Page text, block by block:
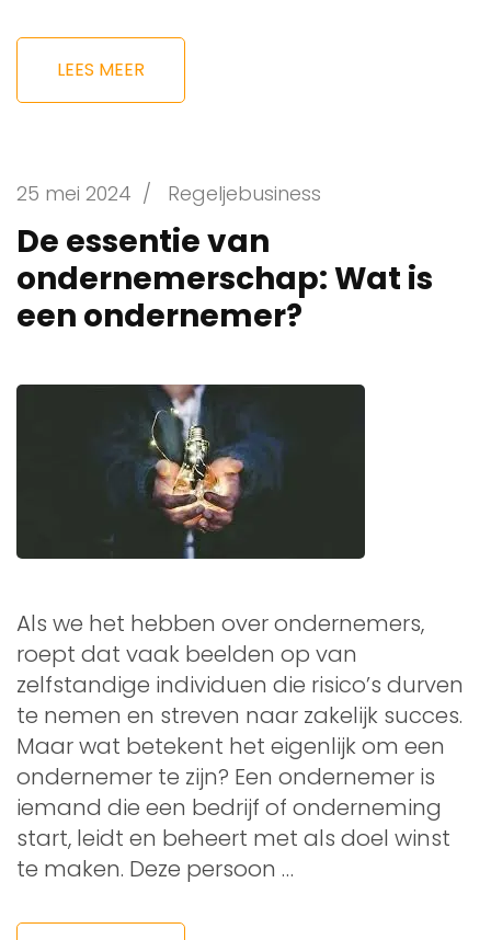
LEES MEER
25 mei 2024 / Regeljebusiness
De essentie van
ondernemerschap: Wat is
een ondernemer?
Als we het hebben over ondernemers,
roept dat vaak beelden op van
zelfstandige individuen die risico’s durven
te nemen en streven naar zakelijk succes.
Maar wat betekent het eigenlijk om een
ondernemer te zijn? Een ondernemer is
iemand die een bedrijf of onderneming
start, leidt en beheert met als doel winst
te maken. Deze persoon …